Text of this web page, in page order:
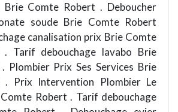
Brie Comte Robert . Deboucher
soude Brie Comte Robert
canalisation prix Brie Comte
Tarif debouchage lavabo Brie
Plombier Prix Ses Services Brie
. Prix Intervention Plombier Le
Robert . Tarif debouchage